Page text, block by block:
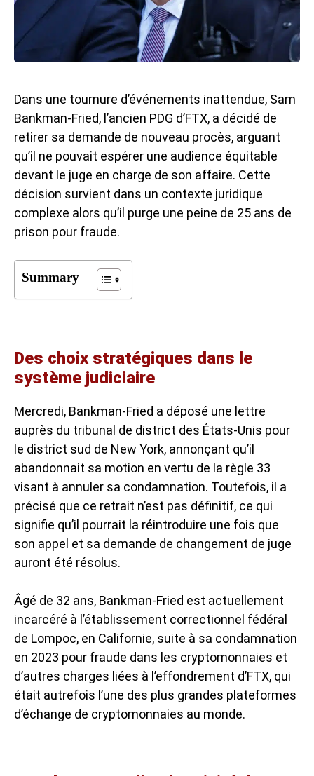
Dans une tournure d’événements inattendue, Sam
Bankman-Fried, l’ancien PDG d’FTX, a décidé de
retirer sa demande de nouveau procès, arguant
qu’il ne pouvait espérer une audience équitable
devant le juge en charge de son affaire. Cette
décision survient dans un contexte juridique
complexe alors qu’il purge une peine de 25 ans de
prison pour fraude.
Summary
Des choix stratégiques dans le
système judiciaire
Mercredi, Bankman-Fried a déposé une lettre
auprès du tribunal de district des États-Unis pour
le district sud de New York, annonçant qu’il
abandonnait sa motion en vertu de la règle 33
visant à annuler sa condamnation. Toutefois, il a
précisé que ce retrait n’est pas définitif, ce qui
signifie qu’il pourrait la réintroduire une fois que
son appel et sa demande de changement de juge
auront été résolus.
Âgé de 32 ans, Bankman-Fried est actuellement
incarcéré à l’établissement correctionnel fédéral
de Lompoc, en Californie, suite à sa condamnation
en 2023 pour fraude dans les cryptomonnaies et
d’autres charges liées à l’effondrement d’FTX, qui
était autrefois l’une des plus grandes plateformes
d’échange de cryptomonnaies au monde.